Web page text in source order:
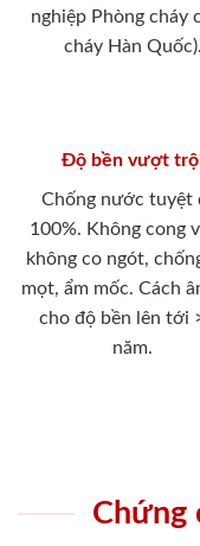
nghiệp Phòng cháy
cháy Hàn Quốc).
Độ bền vượt
Chống nước tuyệt
100%. Không cong
không co ngót,
mọt, ẩm mốc. Cách
cho độ bền lên tới
năm.
Chứng